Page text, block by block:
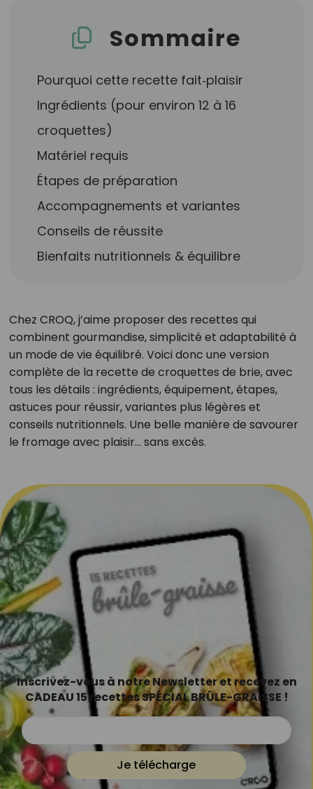
Sommaire
Pourquoi cette recette fait‑plaisir
Ingrédients (pour environ 12 à 16
croquettes)
Matériel requis
Étapes de préparation
Accompagnements et variantes
Conseils de réussite
Bienfaits nutritionnels & équilibre
Chez CROQ, j’aime proposer des recettes qui
combinent gourmandise, simplicité et adaptabilité à
un mode de vie équilibré. Voici donc une version
complète de la recette de croquettes de brie, avec
tous les détails : ingrédients, équipement, étapes,
astuces pour réussir, variantes plus légères et
conseils nutritionnels. Une belle manière de savourer
le fromage avec plaisir… sans excès.
Inscrivez-vous à notre Newsletter et recevez en
CADEAU 15 recettes SPÉCIAL BRÛLE-GRAISSE !
Je télécharge